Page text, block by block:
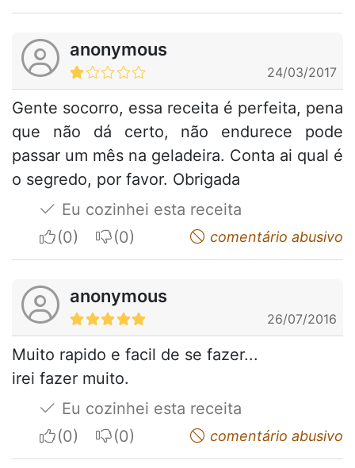
anonymous
24/03/2017
Gente socorro, essa receita é perfeita, pena
que não dá certo, não endurece pode
passar um mês na geladeira. Conta ai qual é
o segredo, por favor. Obrigada
Eu cozinhei esta receita
I apreciateI do not appreciatecomentário abusivo
anonymous
26/07/2016
Muito rapido e facil de se fazer...
irei fazer muito.
Eu cozinhei esta receita
I apreciateI do not appreciatecomentário abusivo